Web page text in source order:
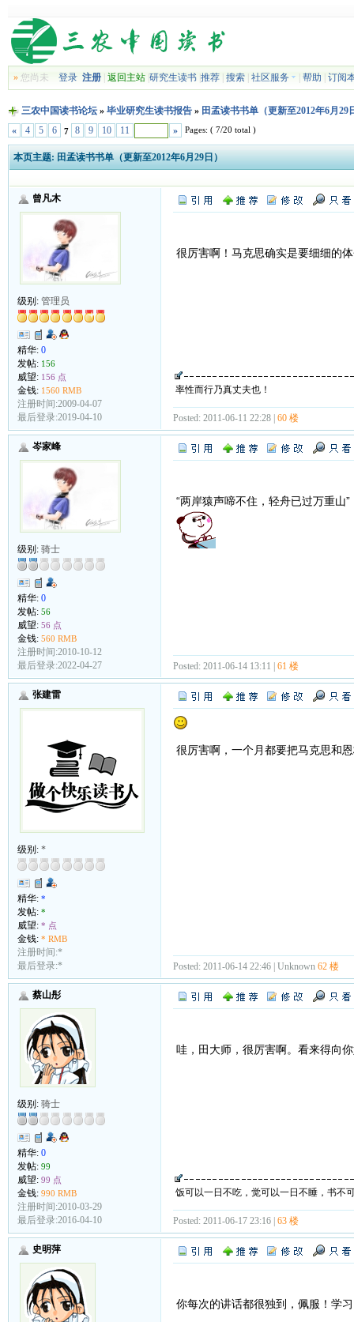
»您尚未 登录 注册| 返回主站| 研究生读书| 推荐| 搜索| 社区服务 帮助 订阅
三农中国读书论坛» 毕业研究生读书报告» 田孟读书书单（更新至2012年6月29
«
4 5 6 7 8 9 10 11 » Pages: ( 7/20 total )
本页主题: 田孟读书书单（更新至2012年6月29日）
曾凡木
级别: 管理员
精华: 0
发帖: 156
威望: 156 点
金钱: 1560 RMB
注册时间:2009-04-07
最后登录:2019-04-10
很厉害啊！马克思确实是要细细的
率性而行乃真丈夫也！
Posted: 2011-06-11 22:28 | 60 楼
岑家峰
级别: 骑士
精华: 0
发帖: 56
威望: 56 点
金钱: 560 RMB
注册时间:2010-10-12
最后登录:2022-04-27
“两岸猿声啼不住，轻舟已过万重山
Posted: 2011-06-14 13:11 | 61 楼
张建雷
级别: *
精华: *
发帖: *
威望: * 点
金钱: * RMB
注册时间:*
最后登录:*
很厉害啊，一个月都要把马克思和
Posted: 2011-06-14 22:46 | Unknown 62 楼
蔡山彤
级别: 骑士
精华: 0
发帖: 99
威望: 99 点
金钱: 990 RMB
注册时间:2010-03-29
最后登录:2016-04-10
哇，田大师，很厉害啊。看来得向
饭可以一日不吃，觉可以一日不睡，书不
Posted: 2011-06-17 23:16 | 63 楼
史明萍
你每次的讲话都很独到，佩服！学